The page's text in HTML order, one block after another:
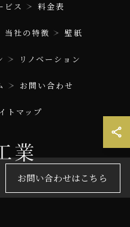
お問い合わせはこちら
ビス 料金表
当社の特徴 壁紙
リノベーション
お問い合わせ
トマップ
ALL RIGHTS RESERVED.